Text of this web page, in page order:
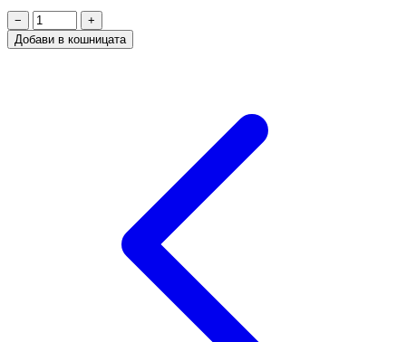
−
+
Добави в кошницата